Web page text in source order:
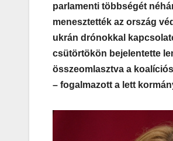
parlamenti többségét
menesztették az ország
ukrán drónokkal
csütörtökön bejelentette
összeomlasztva a
– fogalmazott a lett